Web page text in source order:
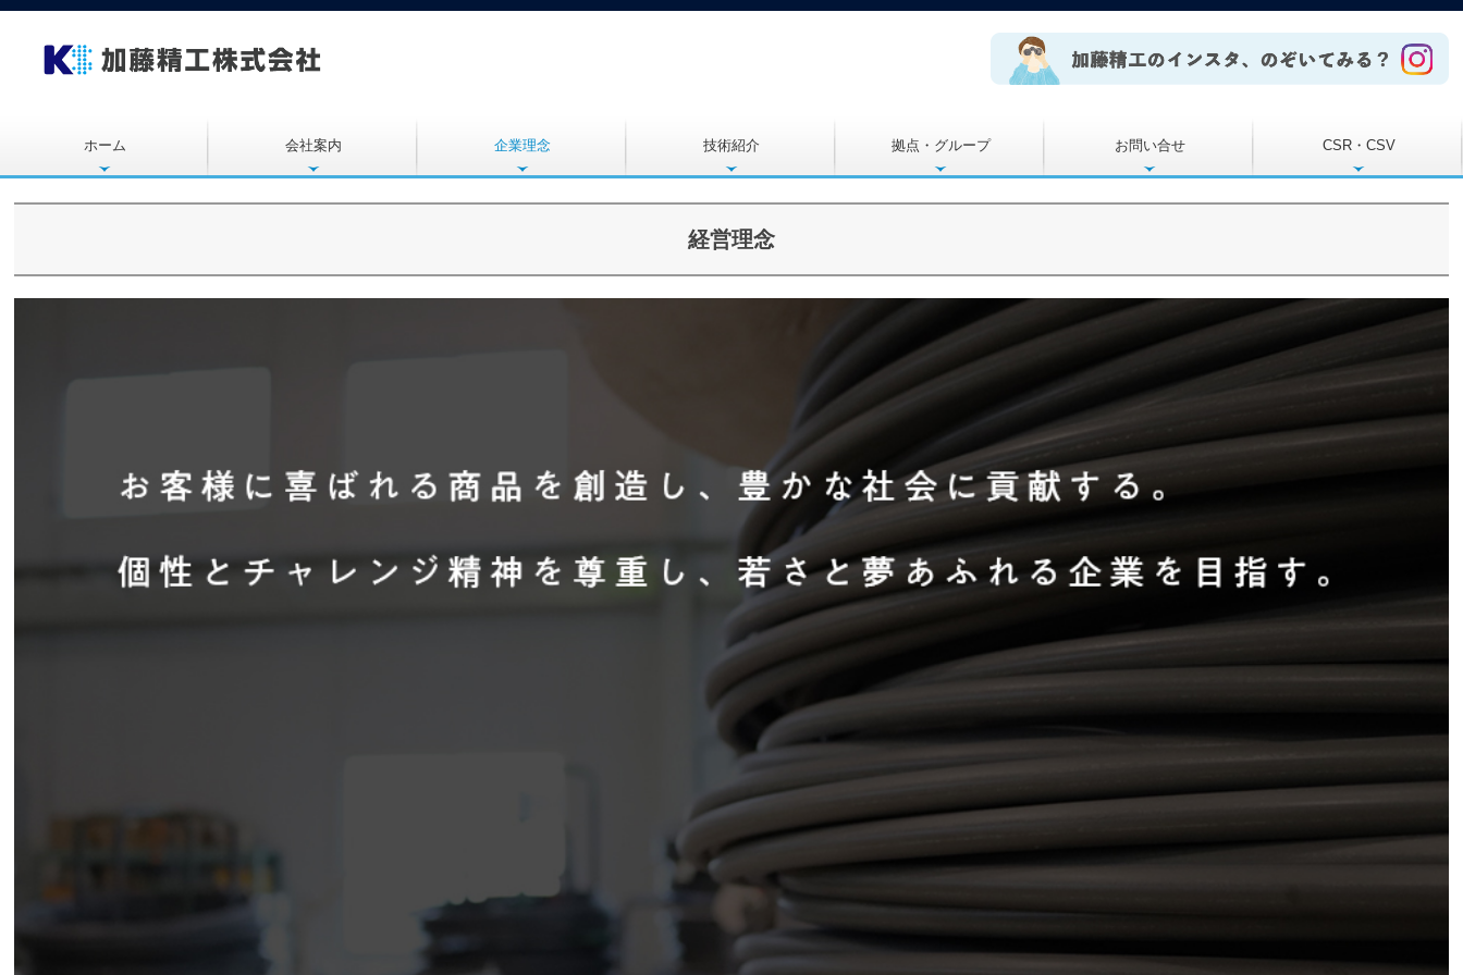
ホーム
お知らせ
会社案内 企業理念 技術紹介 拠点・グループ お問い合せ CSR・CSV
環境
公正な事業慣行
コミュニティ
組織統治
人権
労働慣行
消費者課題
経営理念